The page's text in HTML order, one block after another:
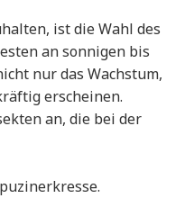
ist die Wahl des
an sonnigen bis
nur das Wachstum,
erscheinen.
an, die bei der